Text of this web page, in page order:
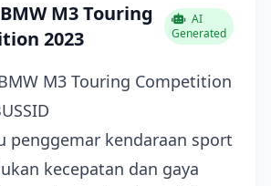
M3 Touring
2023
AI
Generated
M3 Touring Competition
penggemar kendaraan sport
kecepatan dan gaya